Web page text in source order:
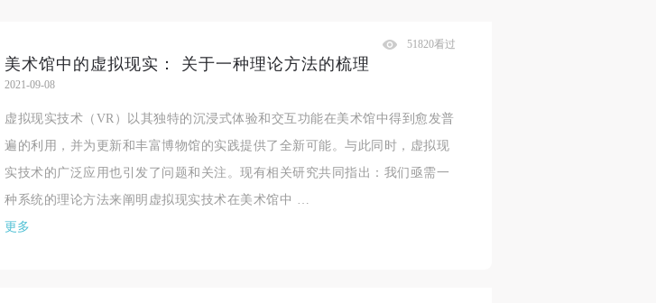
美术馆中的虚拟现实： 关于一种理论方法的梳理
2021-09-08
51820看过
虚拟现实技术（VR）以其独特的沉浸式体验和交互功能在美术馆中得到愈发普
遍的利用，并为更新和丰富博物馆的实践提供了全新可能。与此同时，虚拟现
实技术的广泛应用也引发了问题和关注。现有相关研究共同指出：我们亟需一
种系统的理论方法来阐明虚拟现实技术在美术馆中 …
更多